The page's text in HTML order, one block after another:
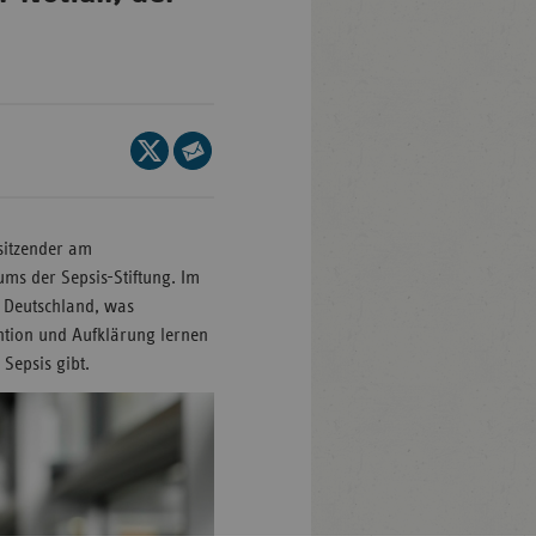
Seite
auf
am
der Sepsis-Stiftung. Im
was
und Aufklärung lernen
gibt.